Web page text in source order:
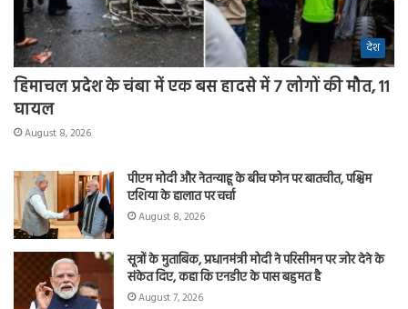
देश
हिमाचल प्रदेश के चंबा में एक बस हादसे में 7 लोगों की मौत, 11
घायल
August 8, 2026
पीएम मोदी और नेतन्याहू के बीच फोन पर बातचीत, पश्चिम
एशिया के हालात पर चर्चा
August 8, 2026
सूत्रों के मुताबिक, प्रधानमंत्री मोदी ने परिसीमन पर जोर देने के
संकेत दिए, कहा कि एनडीए के पास बहुमत है
August 7, 2026